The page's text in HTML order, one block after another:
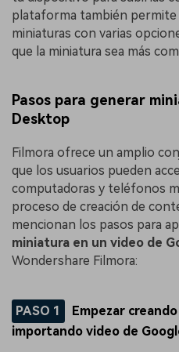
plataforma también
miniaturas con varias
que la miniatura sea más
Pasos para generar
Desktop
Filmora ofrece un amplio
que los usuarios pueden
computadoras y teléfonos
proceso de creación de
mencionan los pasos para
miniatura en un video de
Wondershare Filmora:
PASO 1
Empezar
importando video de